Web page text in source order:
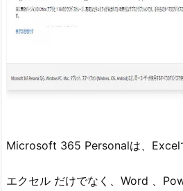
Microsoft 365 Personalは、Excel
エクセル だけでなく、Word 、